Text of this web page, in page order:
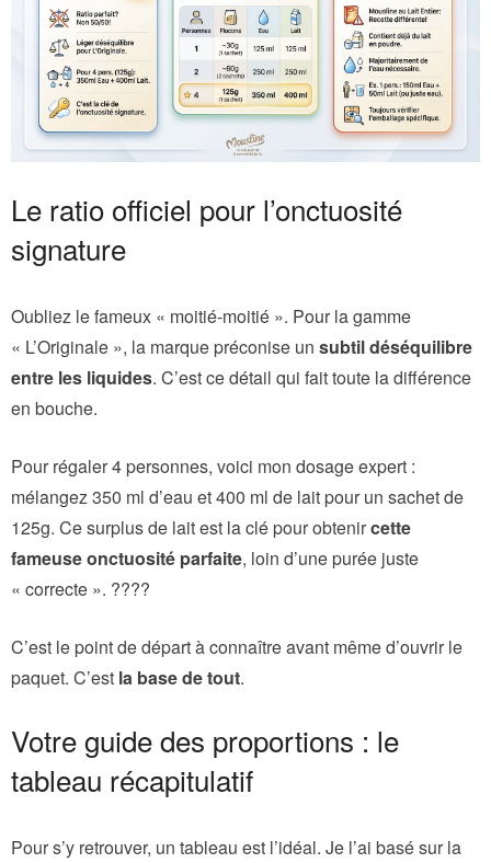
Le ratio officiel pour l’onctuosité
signature
Oubliez le fameux « moitié-moitié ». Pour la gamme
« L’Originale », la marque préconise un subtil déséquilibre
entre les liquides. C’est ce détail qui fait toute la différence
en bouche.
Pour régaler 4 personnes, voici mon dosage expert :
mélangez 350 ml d’eau et 400 ml de lait pour un sachet de
125g. Ce surplus de lait est la clé pour obtenircette
fameuse onctuosité parfaite, loin d’une purée juste
« correcte ». ????
C’est le point de départ à connaître avant même d’ouvrir le
paquet. C’est la base de tout.
Votre guide des proportions : le
tableau récapitulatif
Pour s’y retrouver, un tableau est l’idéal. Je l’ai basé sur la